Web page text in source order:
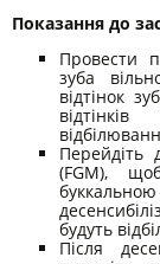
Показання до
Провести
зуба
відтінок
Перейдіть
(FGM),
будуть
Після